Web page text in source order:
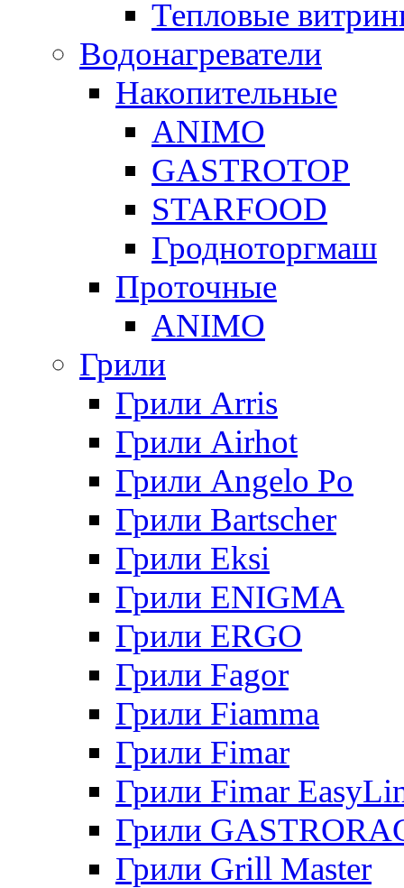
Тепловые
Водонагреватели
Накопительные
ANIMO
GASTROTOP
STARFOOD
Гродноторгмаш
Проточные
ANIMO
Грили
Грили Arris
Грили Airhot
Грили Angelo Po
Грили Bartscher
Грили Eksi
Грили ENIGMA
Грили ERGO
Грили Fagor
Грили Fiamma
Грили Fimar
Грили Fimar
Грили
Грили Grill Master